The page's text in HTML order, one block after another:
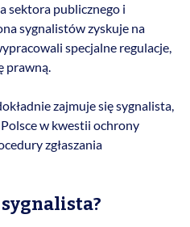
sektora publicznego i
sygnalistów zyskuje na
specjalne regulacje,
prawną.
zajmuje się sygnalista,
w kwestii ochrony
zgłaszania